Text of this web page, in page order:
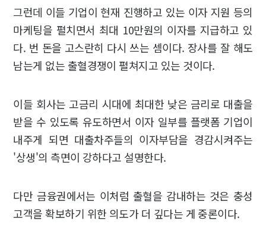
그런데 이들 기업이 현재 진행하고 있는 이자 지원 등의
마케팅을 펼치면서 최대 10만원의 이자를 지급하고 있
다. 번 돈을 고스란히 다시 쓰는 셈이다. 장사를 잘 해도
남는게 없는 출혈경쟁이 펼쳐지고 있는 것이다.
이들 회사는 고금리 시대에 최대한 낮은 금리로 대출을
받을 수 있도록 유도하면서 이자 일부를 플랫폼 기업이
내주게 되면 대출차주들의 이자부담을 경감시켜주는
'상생'의 측면이 강하다고 설명한다.
다만 금융권에서는 이처럼 출혈을 감내하는 것은 충성
고객을 확보하기 위한 의도가 더 깊다는 게 중론이다.